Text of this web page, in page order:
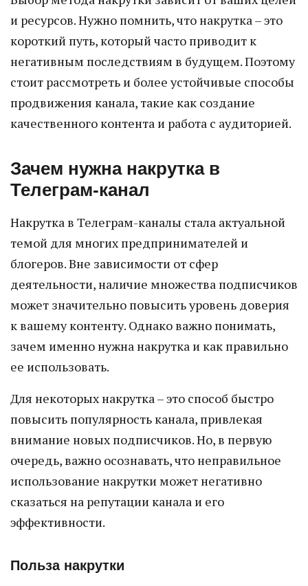
и ресурсов. Нужно помнить, что накрутка – это
короткий путь, который часто приводит к
негативным последствиям в будущем. Поэтому
стоит рассмотреть и более устойчивые способы
продвижения канала, такие как создание
качественного контента и работа с аудиторией.
Зачем нужна накрутка в
Телеграм-канал
Накрутка в Телеграм-каналы стала актуальной
темой для многих предпринимателей и
блогеров. Вне зависимости от сфер
деятельности, наличие множества подписчиков
может значительно повысить уровень доверия
к вашему контенту. Однако важно понимать,
зачем именно нужна накрутка и как правильно
ее использовать.
Для некоторых накрутка – это способ быстро
повысить популярность канала, привлекая
внимание новых подписчиков. Но, в первую
очередь, важно осознавать, что неправильное
использование накрутки может негативно
сказаться на репутации канала и его
эффективности.
Польза накрутки